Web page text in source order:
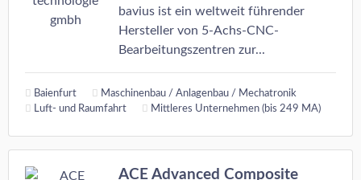
bavius ist ein weltweit führender
Hersteller von 5-Achs-CNC-
Bearbeitungszentren zur...
Baienfurt
Maschinenbau / Anlagenbau / Mechatronik
Luft- und Raumfahrt
Mittleres Unternehmen (bis 249 MA)
ACE Advanced Composite